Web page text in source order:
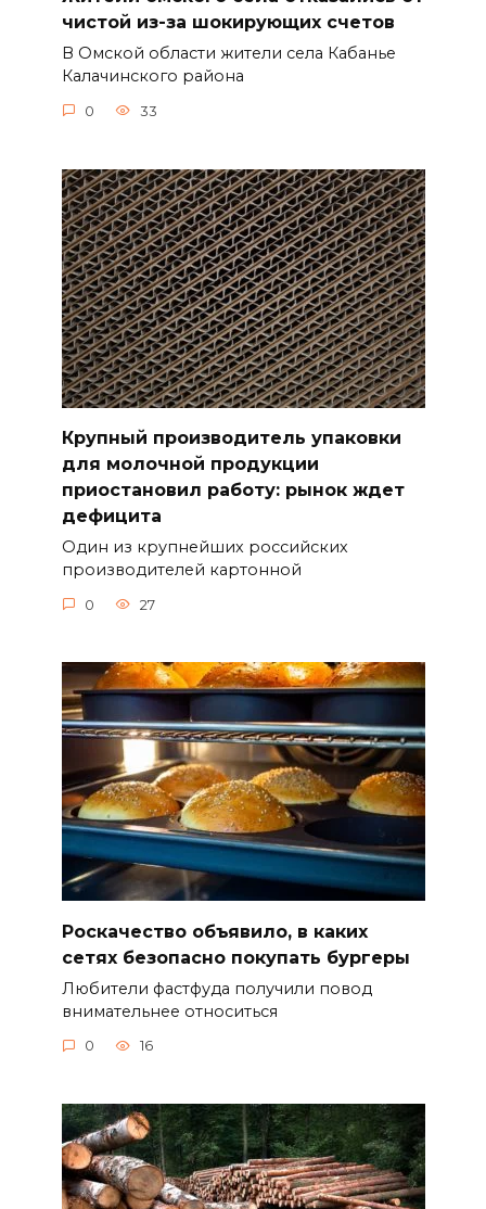
чистой из-за шокирующих счетов
В Омской области жители села Кабанье
Калачинского района
0 33
Крупный производитель упаковки
для молочной продукции
приостановил работу: рынок ждет
дефицита
Один из крупнейших российских
производителей картонной
0 27
Роскачество объявило, в каких
сетях безопасно покупать бургеры
Любители фастфуда получили повод
внимательнее относиться
0 16